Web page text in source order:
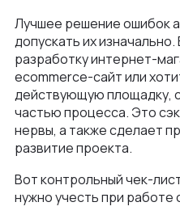
Лучшее решение ошибок
допускать их
разработку интернет-
ecommerce-сайт или
действующую площадку,
частью процесса. Это
нервы, а также сделает
развитие проекта.
Вот контрольный чек-
нужно учесть при работе